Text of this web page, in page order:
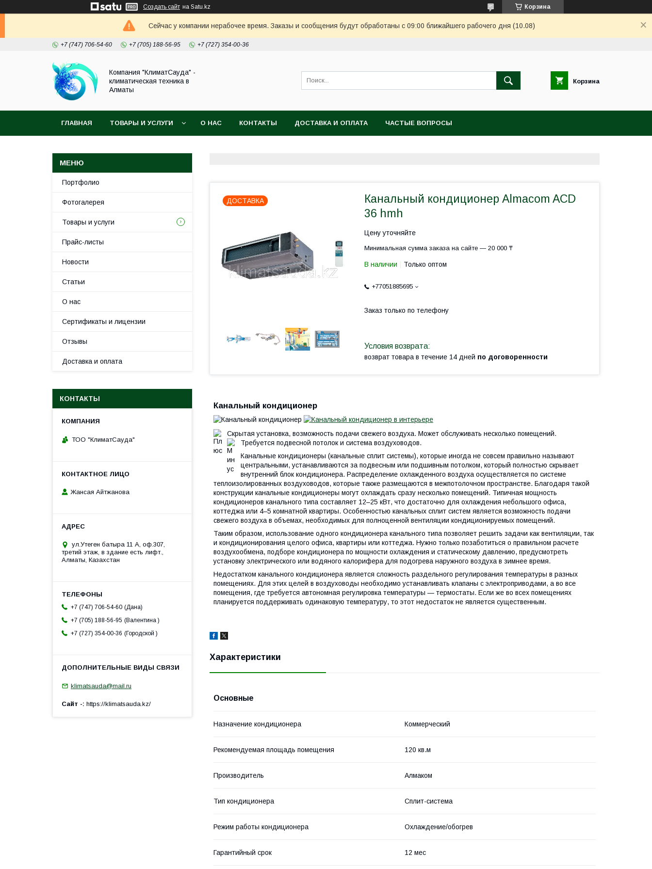
Создать сайт на Satu.kz Корзина
Сейчас у компании нерабочее время. Заказы и сообщения будут обработаны с 09:00 ближайшего рабочего дня (10.08)
+7 (747) 706-54-60 +7 (705) 188-56-95 +7 (727) 354-00-36
Компания "КлиматСауда" -
климатическая техника в
Алматы
Корзина
ГЛАВНАЯ ТОВАРЫ И УСЛУГИ О НАС КОНТАКТЫ ДОСТАВКА И ОПЛАТА ЧАСТЫЕ ВОПРОСЫ
ДОСТАВКА
Канальный кондиционер Almacom ACD
36 hmh
Цену уточняйте
Минимальная сумма заказа на сайте — 20 000 ₸
В наличии Только оптом
+77051885695
Заказ только по телефону
возврат товара в течение 14 дней по договоренности
Канальный кондиционер
Скрытая установка, возможность подачи свежего воздуха. Может обслуживать несколько помещений.
Требуется подвесной потолок и система воздуховодов.
Канальные кондиционеры (канальные сплит системы), которые иногда не совсем правильно называют
центральными, устанавливаются за подвесным или подшивным потолком, который полностью скрывает
внутренний блок кондиционера. Распределение охлажденного воздуха осуществляется по системе
теплоизолированных воздуховодов, которые также размещаются в межпотолочном пространстве. Благодаря такой
конструкции канальные кондиционеры могут охлаждать сразу несколько помещений. Типичная мощность
кондиционеров канального типа составляет 12–25 кВт, что достаточно для охлаждения небольшого офиса,
коттеджа или 4–5 комнатной квартиры. Особенностью канальных сплит систем является возможность подачи
свежего воздуха в объемах, необходимых для полноценной вентиляции кондиционируемых помещений.
Таким образом, использование одного кондиционера канального типа позволяет решить задачи как вентиляции, так
и кондиционирования целого офиса, квартиры или коттеджа. Нужно только позаботиться о правильном расчете
воздухообмена, подборе кондиционера по мощности охлаждения и статическому давлению, предусмотреть
установку электрического или водяного калорифера для подогрева наружного воздуха в зимнее время.
Недостатком канального кондиционера является сложность раздельного регулирования температуры в разных
помещениях. Для этих целей в воздуховоды необходимо устанавливать клапаны с электроприводами, а во все
помещения, где требуется автономная регулировка температуры — термостаты. Если же во всех помещениях
планируется поддерживать одинаковую температуру, то этот недостаток не является существенным.
Характеристики
Основные
Назначение кондиционера Коммерческий
Рекомендуемая площадь помещения 120 кв.м
Производитель Алмаком
Тип кондиционера Сплит-система
Режим работы кондиционера Охлаждение/обогрев
Гарантийный срок 12 мес
Портфолио
Фотогалерея
Товары и услуги
Прайс-листы
Новости
Статьи
О нас
Сертификаты и лицензии
Отзывы
Доставка и оплата
КОНТАКТЫ
ТОО "КлиматСауда"
Жансая Айтжанова
ул.Утеген батыра 11 А, оф.307,
третий этаж, в здание есть лифт.,
Алматы, Казахстан
+7 (747) 706-54-60 Дана
+7 (705) 188-56-95
Валентина
+7 (727) 354-00-36
Городской
klimatsauda@mail.ru
Сайт - https://klimatsauda.kz/